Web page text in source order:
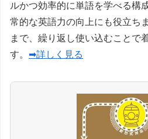
ルかつ効率的に単語を学べる構
常的な英語力の向上にも役立ち
まで、繰り返し使い込むことで
す。 ➡詳しく見る